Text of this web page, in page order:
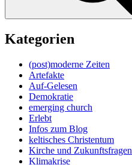
Kategorien
(post)moderne Zeiten
Artefakte
Auf-Gelesen
Demokratie
emerging church
Erlebt
Infos zum Blog
keltisches Christentum
Kirche und Zukunftsfragen
Klimakrise